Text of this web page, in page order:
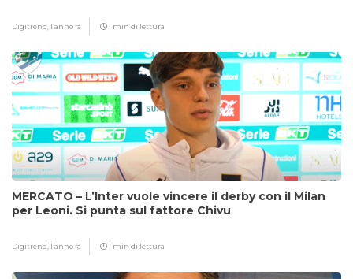
Digitrend,1 anno fa 1 min di lettura
MERCATO – L’Inter vuole vincere il derby con il Milan
per Leoni. Si punta sul fattore Chivu
Digitrend,1 anno fa 1 min di lettura